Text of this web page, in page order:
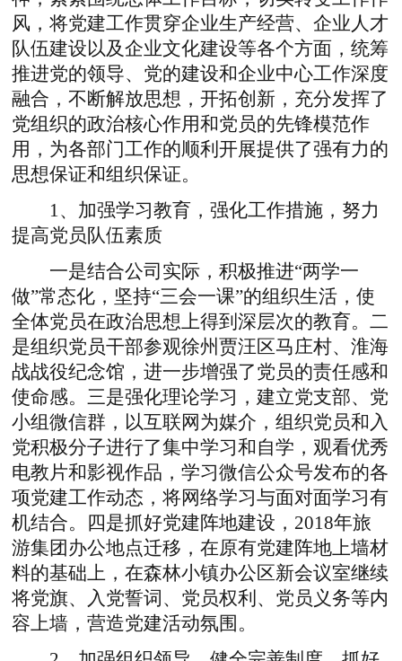
风，将党建工作贯穿企业生产经营、企业人才
队伍建设以及企业文化建设等各个方面，统筹
推进党的领导、党的建设和企业中心工作深度
融合，不断解放思想，开拓创新，充分发挥了
党组织的政治核心作用和党员的先锋模范作
用，为各部门工作的顺利开展提供了强有力的
思想保证和组织保证。
1、加强学习教育，强化工作措施，努力
提高党员队伍素质
一是结合公司实际，积极推进“两学一
做”常态化，坚持“三会一课”的组织生活，使
全体党员在政治思想上得到深层次的教育。二
是组织党员干部参观徐州贾汪区马庄村、淮海
战战役纪念馆，进一步增强了党员的责任感和
使命感。三是强化理论学习，建立党支部、党
小组微信群，以互联网为媒介，组织党员和入
党积极分子进行了集中学习和自学，观看优秀
电教片和影视作品，学习微信公众号发布的各
项党建工作动态，将网络学习与面对面学习有
机结合。四是抓好党建阵地建设，2018年旅
游集团办公地点迁移，在原有党建阵地上墙材
料的基础上，在森林小镇办公区新会议室继续
将党旗、入党誓词、党员权利、党员义务等内
容上墙，营造党建活动氛围。